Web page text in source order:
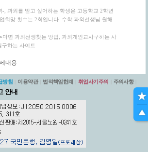
, 과외를 받고 싶어하는 학생은 고등학교 2학년
희망 횟수는 2회입니다. 수학 과외선생님 원해
마면 과외선생찾는 방법, 과외개인교사구하는 사
구하는 사이트
내용
방침 이용약관 법적책임한계 취업사기주의 주의사항
안내